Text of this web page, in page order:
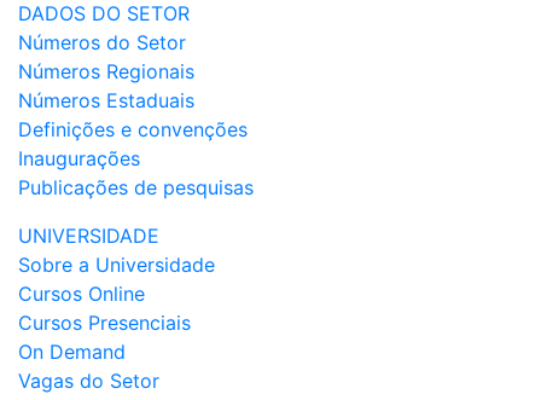
DADOS DO SETOR
Números do Setor
Números Regionais
Números Estaduais
Definições e convenções
Inaugurações
Publicações de pesquisas
UNIVERSIDADE
Sobre a Universidade
Cursos Online
Cursos Presenciais
On Demand
Vagas do Setor